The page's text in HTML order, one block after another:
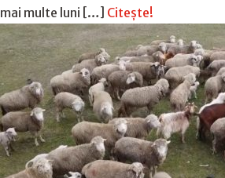
mai multe luni […] Citește!